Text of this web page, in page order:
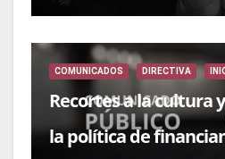
COMUNICADOS DIRECTIVA
Recortes a la cultura
la política de